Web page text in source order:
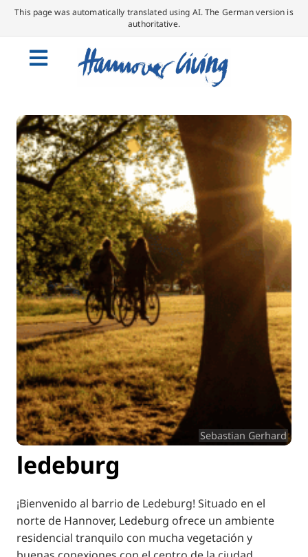
This page was automatically translated using AI. The German version is
authoritative.
Sebastian Gerhard
ledeburg
¡Bienvenido al barrio de Ledeburg! Situado en el
norte de Hannover, Ledeburg ofrece un ambiente
residencial tranquilo con mucha vegetación y